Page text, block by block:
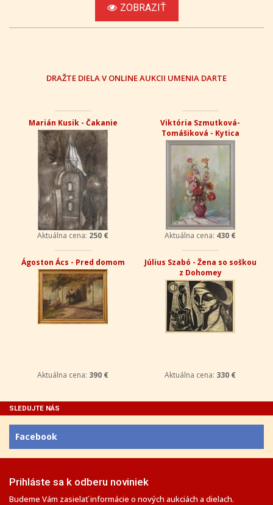
ZOBRAZIŤ
DRAŽTE DIELA V ONLINE AUKCII UMENIA DARTE
Marián Kusik - Čakanie
Aktuálna cena: 250 €
Viktória Szmutková-
Tomášiková - Kytica
Aktuálna cena: 430 €
Ágoston Ács - Pred domom
Aktuálna cena: 390 €
Július Szabó - Žena so soškou
z Dohomey
Aktuálna cena: 330 €
SLEDUJTE NÁS
Facebook
Prihláste sa k odberu noviniek
Budeme Vám zasielať informácie o nových aukciách a dielach.